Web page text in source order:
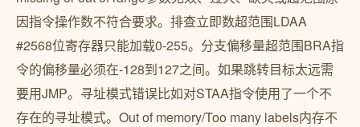
因指令操作数不符合要求。排查立即数超范围LDAA
#2568位寄存器只能加载0-255。分支偏移量超范围BRA指
令的偏移量必须在-128到127之间。如果跳转目标太远需
要用JMP。寻址模式错误比如对STAA指令使用了一个不
存在的寻址模式。Out of memory/Too many labels内存不